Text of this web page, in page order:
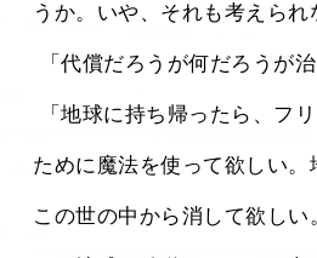
うか。いや、それも考えられ
「代償だろうが何だろうが治
ために魔法を使って欲しい。
この世の中から消して欲し